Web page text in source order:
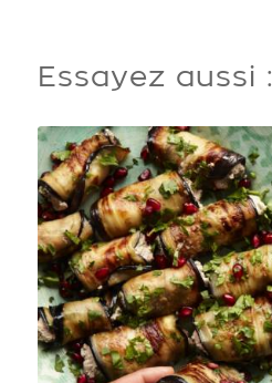
Essayez aussi :